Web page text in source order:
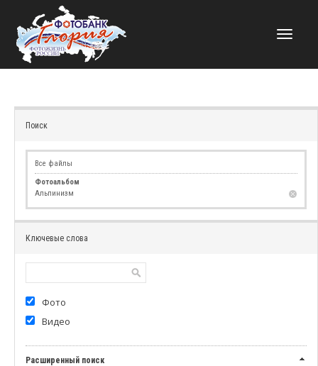
НАВИГАЦИЯ
Поиск
Все файлы
Фотоальбом
Альпинизм
Ключевые слова
Фото
Видео
Расширенный поиск